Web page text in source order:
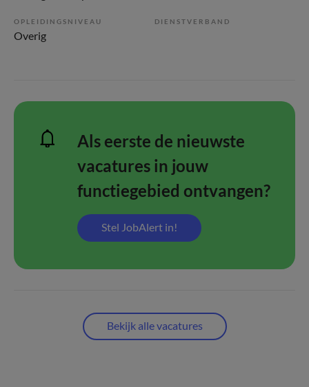
OPLEIDINGSNIVEAU
Overig
DIENSTVERBAND
Als eerste de nieuwste
vacatures in jouw
functiegebied ontvangen?
Stel JobAlert in!
Bekijk alle vacatures